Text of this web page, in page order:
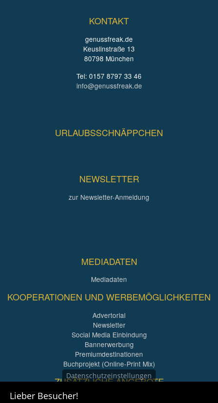
KONTAKT
genussfreak.de
Keuslinstraße 13
80798 München
Tel: 0157 8797 33 46
info@genussfreak.de
URLAUBSSCHNÄPPCHEN
NEWSLETTER
zur Newsletter-Anmeldung
MEDIADATEN
Mediadaten
KOOPERATIONEN UND WERBEMÖGLICHKEITEN
Advertorial
Newsletter
Social Media Einbindung
Bannerwerbung
Premiumdestinationen
Buchprojekt (Online-Print Mix)
ZUSÄTZLICHE ANGEBOTE
Imagefilme und mehr
Datenschutzeinstellungen
Lieber Besucher!